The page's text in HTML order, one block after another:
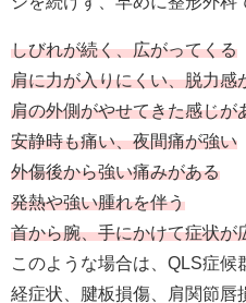
しびれが続く、広がってくる
肩に力が入りにくい、脱力感
肩の外側がやせてきた感じが
安静時も痛い、夜間痛が強い
外傷後から強い痛みがある
発熱や強い腫れを伴う
首から腕、手にかけて症状が
このような場合は、QLS症
経症状、腱板損傷、肩関節唇